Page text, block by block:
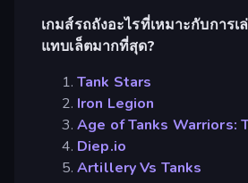
เกมส์รถถังอะไรที่เหมาะกับการ
แทบเล็ตมากที่สุด?
Tank Stars
Iron Legion
Age of Tanks Warriors:
Diep.io
Artillery Vs Tanks